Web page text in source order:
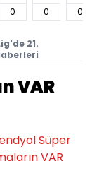
0 0 0
21.
VAR
Süper
VAR